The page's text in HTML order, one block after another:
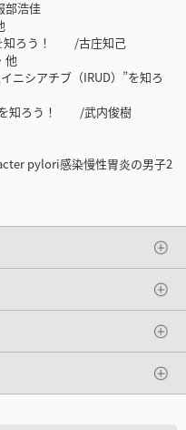
浩佳
を知ろう！ /古庄知己
他
ニシアチブ（IRUD）”を知ろ
を知ろう！ /武内俊樹
pylori感染慢性胃炎の男子2